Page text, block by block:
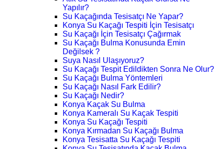
Yapılır?
Su Kaçağında Tesisatçı Ne Yapar?
Konya Su Kaçağı Tespiti İçin Tesisatçı
Su Kaçağı İçin Tesisatçı Çağırmak
Su Kaçağı Bulma Konusunda Emin
Değilsek ?
Suya Nasıl Ulaşıyoruz?
Su Kaçağı Tespit Edildikten Sonra Ne Olur?
Su Kaçağı Bulma Yöntemleri
Su Kaçağı Nasıl Fark Edilir?
Su Kaçağı Nedir?
Konya Kaçak Su Bulma
Konya Kameralı Su Kaçak Tespiti
Konya Su Kaçağı Tespiti
Konya Kırmadan Su Kaçağı Bulma
Konya Tesisatta Su Kaçağı Tespiti